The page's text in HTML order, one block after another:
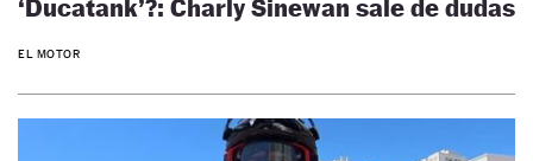
‘Ducatank’?: Charly Sinewan sale de dudas
EL MOTOR